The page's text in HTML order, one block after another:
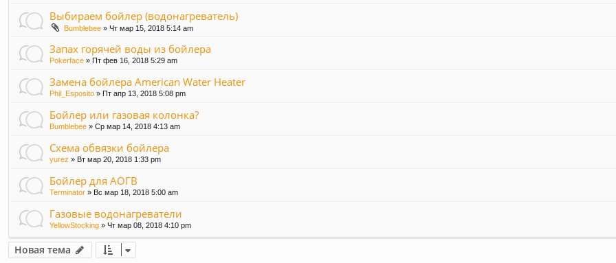
Выбираем бойлер (водонагреватель)
Bumblebee » Чт мар 15, 2018 5:14 am
Запах горячей воды из бойлера
Pokerface » Пт фев 16, 2018 5:29 am
Замена бойлера American Water Heater
Phil_Esposito » Пт апр 13, 2018 5:08 pm
Бойлер или газовая колонка?
Bumblebee » Ср мар 14, 2018 4:13 am
Схема обвязки бойлера
yurez » Вт мар 20, 2018 1:33 pm
Бойлер для АОГВ
Terminator » Вс мар 18, 2018 5:00 am
Газовые водонагреватели
YellowStocking » Чт мар 08, 2018 4:10 pm
Новая тема